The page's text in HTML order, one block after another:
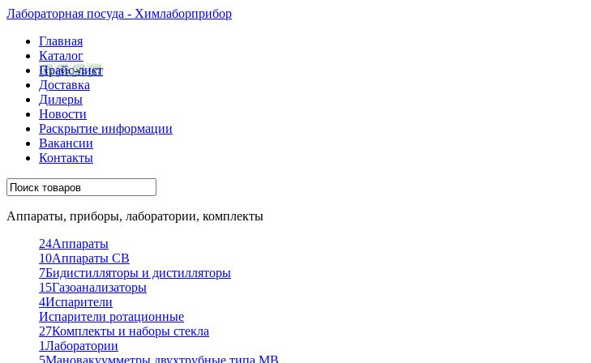
Лабораторная посуда - Химлаборприбор
Главная
Каталог
Прайс-лист
Доставка
Дилеры
Новости
Раскрытие информации
Вакансии
Контакты
Аппараты, приборы, лаборатории, комплекты
24Аппараты
10Аппараты СВ
7Бидистилляторы и дистилляторы
15Газоанализаторы
4Испарители
Испарители ротационные
27Комплекты и наборы стекла
1Лаборатории
5Мановакуумметры двухтрубные типа МВ